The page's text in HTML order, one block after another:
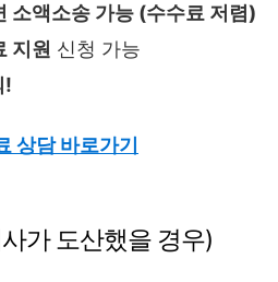
소액소송 가능 (수수료 저렴)
지원 신청 가능
!
상담 바로가기
가 도산했을 경우)